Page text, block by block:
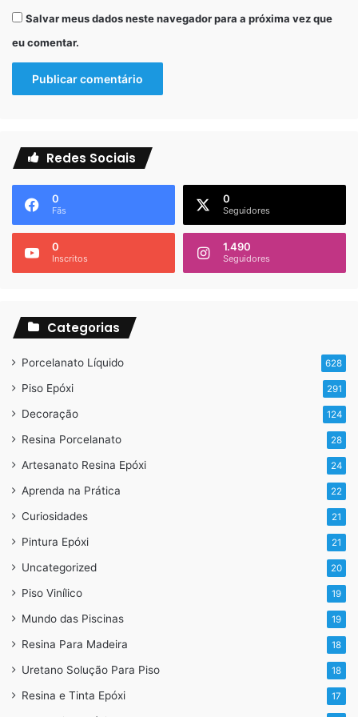
Por que Aplicar o Porcelanato
Salvar meus dados neste navegador para a próxima vez que
eu comentar.
Redes Sociais
0
Fãs
0
Seguidores
0
Inscritos
1.490
Seguidores
Categorias
Porcelanato Líquido 628
Piso Epóxi 291
Decoração 124
Resina Porcelanato 28
Artesanato Resina Epóxi 24
Aprenda na Prática 22
Curiosidades 21
Pintura Epóxi 21
Uncategorized 20
Piso Vinílico 19
Mundo das Piscinas 19
Resina Para Madeira 18
Uretano Solução Para Piso 18
Resina e Tinta Epóxi 17